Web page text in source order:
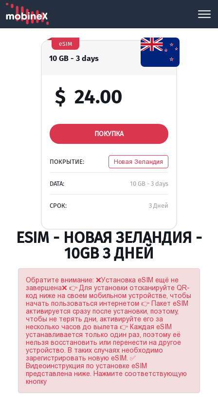
10 GB - 3 days
eSIM
$ 24.00
ПОКУПКА
ПОКРЫТИЕ: Новая Зеландия
DATA: 10 GB - 3 days
СРОК: 3 Дней
ESIM - НОВАЯ ЗЕЛАНДИЯ -
10GB 3 ДНЕЙ
Обратите внимание: ❌Установка eSIM ещё не
завершена❌ 👉 Для установки отсканируйте QR-
код ниже на своем мобильном устройстве, чтобы
начать пользоваться интернетом 👉 Пакет eSIM
активируется сразу после установки, поэтому,
чтобы не терять дни, активируйте его за
несколько часов до вылета 👉 Каждая eSIM
устанавливается только один раз, поэтому её
нельзя восстановить или перенести на другое
устройство. В таких случаях необходимо
зарегистрировать новую eSIM. ✅
Видеоинструкция по установке eSIM
представлена ниже. Нажмите соответствующую
кнопку